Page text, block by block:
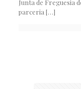
Junta de Freguesia
parceria […]